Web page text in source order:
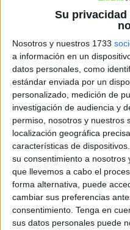
Su privacidad
Nosotros y nuestros 1733
a información en un
datos personales, como
estándar enviada por un
personalizado, medición de
investigación de audiencia y
permiso, nosotros y nuestros
localización geográfica
características de
su consentimiento a nosotros
que llevemos a cabo el
forma alternativa, puede
cambiar sus preferencias
consentimiento. Tenga en
sus datos personales puede
Divertido